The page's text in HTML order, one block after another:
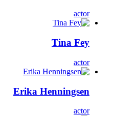
actor
Tina Fey
actor
Erika Henningsen
actor